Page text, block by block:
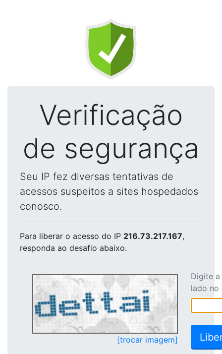
Verificação
de segurança
Seu IP fez diversas tentativas de
acessos suspeitos a sites hospedados
conosco.
Para liberar o acesso do IP 216.73.217.167,
responda ao desafio abaixo.
[trocar imagem]
Digite
lado no